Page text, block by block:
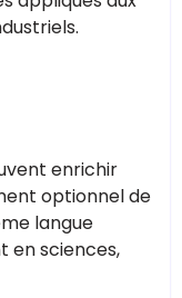
enrichir
optionnel de
langue
en sciences,